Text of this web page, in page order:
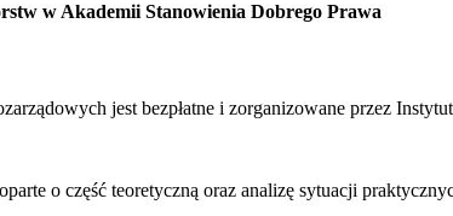
w Akademii Stanowienia Dobrego Prawa
jest bezpłatne i zorganizowane przez
o część teoretyczną oraz analizę sytuacji